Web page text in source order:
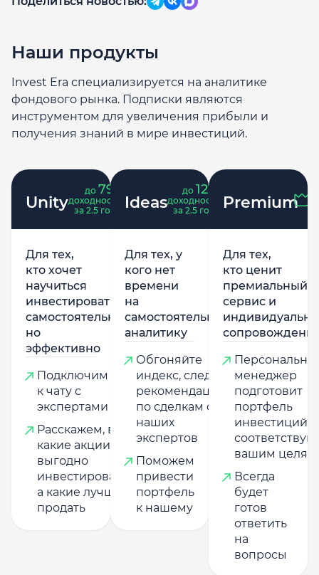
Наши продукты
Invest Era специализируется на аналитике
фондового рынка. Подписки являются
инструментом для увеличения прибыли и
получения знаний в мире инвестиций.
Unity
до 79
доходность
за 2.5 года
Для тех,
кто хочет
научиться
инвестировать
самостоятельно,
но
эффективно
Подключим
к чату с
экспертами
Расскажем, в
какие акции
выгодно
инвестировать,
а какие лучше
продать
Ideas
до 121
доходность
за 2.5 года
Для тех, у
кого нет
времени
на
самостоятельную
аналитику
Обгоняйте
индекс, следуя
рекомендациям
по сделкам от
наших
экспертов
Поможем
привести
портфель
к нашему
Premium
Для тех,
кто ценит
премиальный
сервис и
менеджер
подготовит
портфель
инвестиций,
вашим целям
Всегда
будет
готов
ответить
на
вопросы